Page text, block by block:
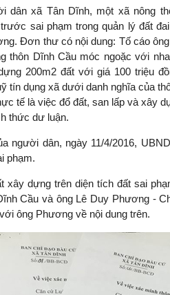
dân xã Tân Dĩnh, một xã nông
sai phạm trong quản lý đất
Đơn thư có nội dung: Tố cáo
thôn Dĩnh Cầu móc ngoặc với
200m2 đất với giá 100 triệu
tín dụng xã dưới danh nghĩa của
tế là việc đổ đất, san lấp và xây
thức dư luận.
người dân, ngày 11/4/2016,
phạm.
xây dựng trên diện tích đất sai
Cầu và ông Lê Duy Phương -
ông Phương về nội dung trên.